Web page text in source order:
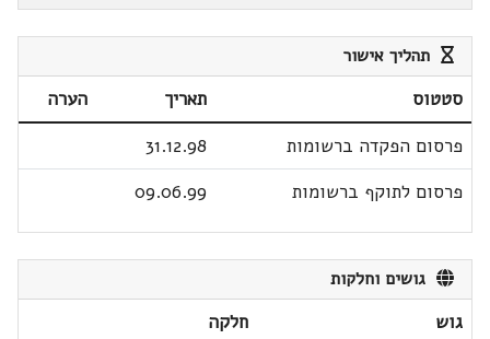
תהליך אישור
סטטוס תאריך
הערה
פרסום הפקדה ברשומות
31.12.98
פרסום לתוקף ברשומות
09.06.99
גושים וחלקות
גוש
חלקה